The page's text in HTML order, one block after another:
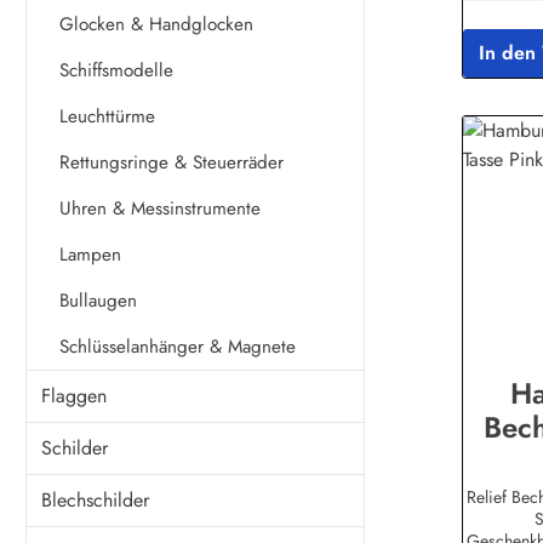
Glocken & Handglocken
Schiffsmodelle
Leuchttürme
Rettungsringe & Steuerräder
Uhren & Messinstrumente
Lampen
Bullaugen
Schlüsselanhänger & Magnete
Flaggen
Schilder
Blechschilder
Menk
In den
Relief